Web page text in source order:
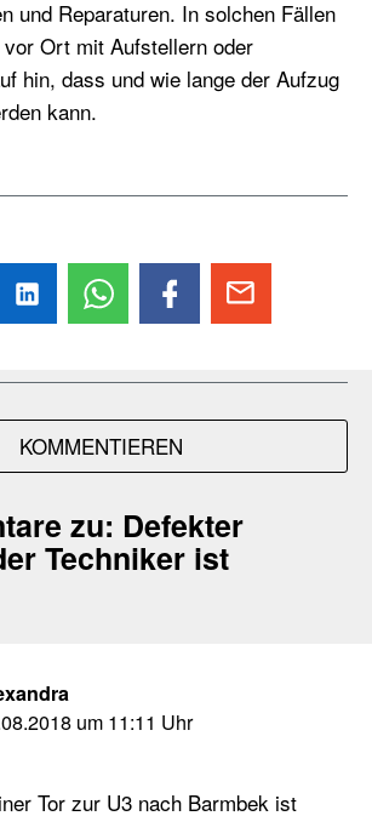
und Reparaturen. In solchen Fällen
Ort mit Aufstellern oder
hin, dass und wie lange der Aufzug
kann.
KOMMENTIEREN
zu: Defekter
Techniker ist
um 11:11 Uhr
Tor zur U3 nach Barmbek ist